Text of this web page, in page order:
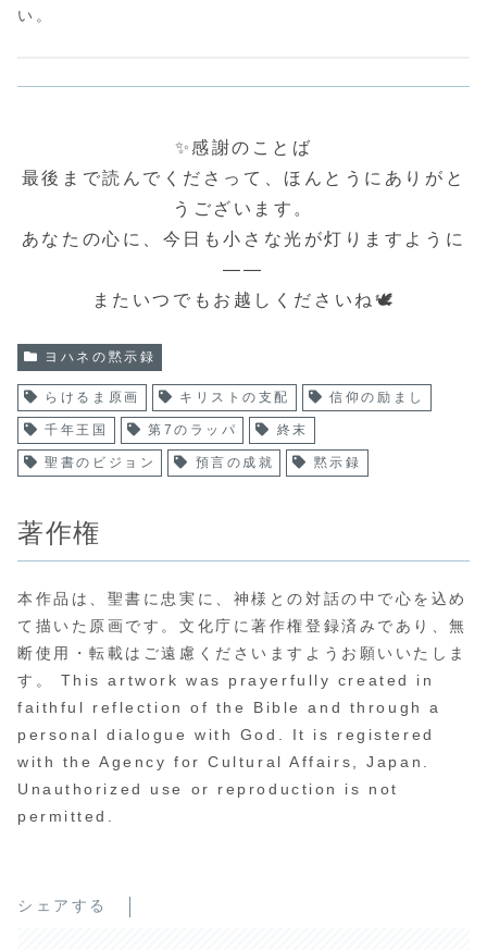
い。
✨感謝のことば
最後まで読んでくださって、ほんとうにありがと
うございます。
あなたの心に、今日も小さな光が灯りますように
――
またいつでもお越しくださいね🕊️
ヨハネの黙示録
らけるま原画 キリストの支配 信仰の励まし
千年王国 第7のラッパ 終末
聖書のビジョン 預言の成就 黙示録
著作権
本作品は、聖書に忠実に、神様との対話の中で心を込め
て描いた原画です。文化庁に著作権登録済みであり、無
断使用・転載はご遠慮くださいますようお願いいたしま
す。 This artwork was prayerfully created in
faithful reflection of the Bible and through a
personal dialogue with God. It is registered
with the Agency for Cultural Affairs, Japan.
Unauthorized use or reproduction is not
permitted.
シェアする